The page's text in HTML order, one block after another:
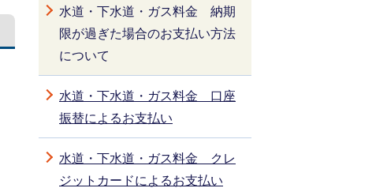
水道・下水道・ガス料金 納期
限が過ぎた場合のお支払い方法
について
水道・下水道・ガス料金 口座
振替によるお支払い
水道・下水道・ガス料金 クレ
ジットカードによるお支払い